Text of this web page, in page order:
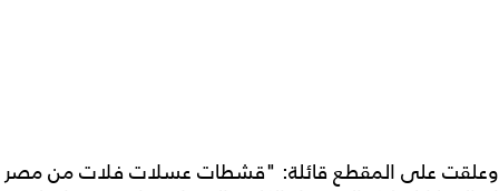
وعلقت على المقطع قائلة: "قشطات عسلات فلات من مصر